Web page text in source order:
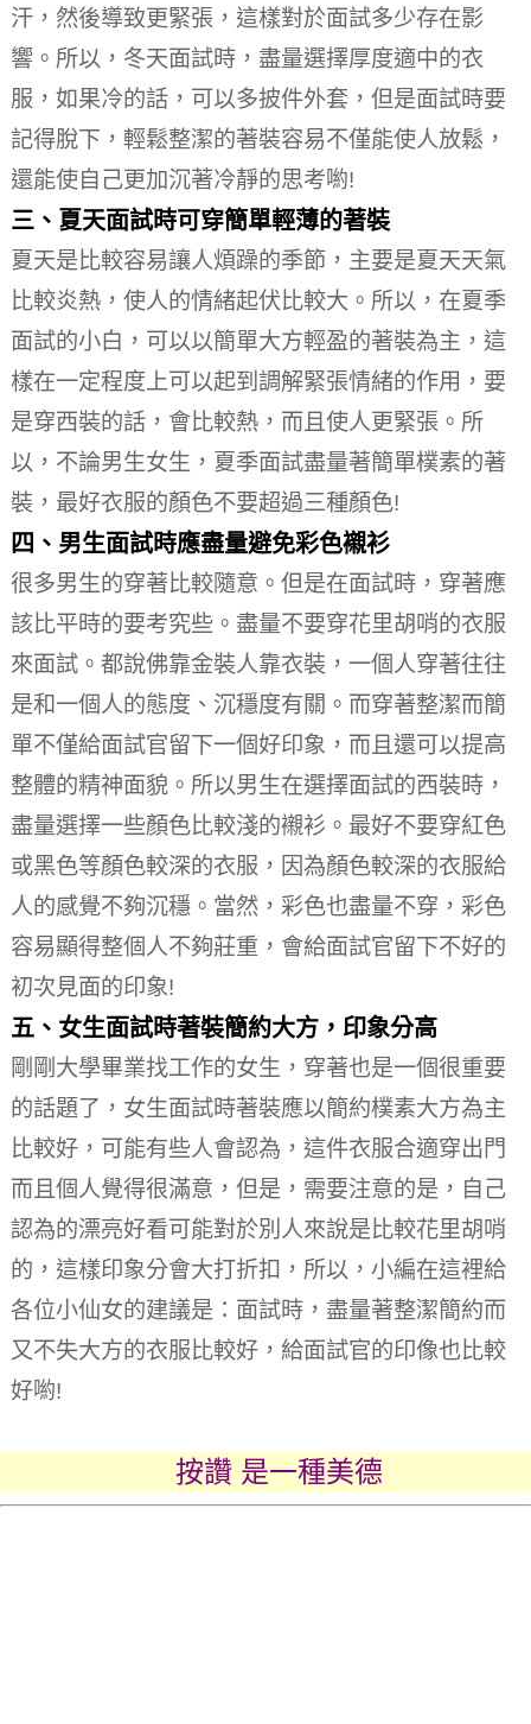
汗，然後導致更緊張，這樣對於面試多少存在影
響。 所以，冬天面試時，盡量選擇厚度適中的衣
服，如果冷的話，可以多披件外套，但是面試時要
記得脫下，輕鬆整潔的著裝容易不僅能使人放鬆，
還能使自己更加沉著冷靜的思考喲!
三、夏天面試時可穿簡單輕薄的著裝
夏天是比較容易讓人煩躁的季節，主要是夏天天氣
比較炎熱，使人的情緒起伏比較大。 所以，在夏季
面試的小白，可以以簡單大方輕盈的著裝為主，這
樣在一定程度上可以起到調解緊張情緒的作用，要
是穿西裝的話，會比較熱，而且使人更緊張。 所
以，不論男生女生，夏季面試盡量著簡單樸素的著
裝，最好衣服的顏色不要超過三種顏色!
四、男生面試時應盡量避免彩色襯衫
很多男生的穿著比較隨意。 但是在面試時，穿著應
該比平時的要考究些。 盡量不要穿花里胡哨的衣服
來面試。 都說佛靠金裝人靠衣裝，一個人穿著往往
是和一個人的態度、沉穩度有關。 而穿著整潔而簡
單不僅給面試官留下一個好印象，而且還可以提高
整體的精神面貌。 所以男生在選擇面試的西裝時，
盡量選擇一些顏色比較淺的襯衫。 最好不要穿紅色
或黑色等顏色較深的衣服，因為顏色較深的衣服給
人的感覺不夠沉穩。 當然，彩色也盡量不穿，彩色
容易顯得整個人不夠莊重，會給面試官留下不好的
初次見面的印象!
五、女生面試時著裝簡約大方，印象分高
剛剛大學畢業找工作的女生，穿著也是一個很重要
的話題了，女生面試時著裝應以簡約樸素大方為主
比較好，可能有些人會認為，這件衣服合適穿出門
而且個人覺得很滿意，但是，需要注意的是，自己
認為的漂亮好看可能對於別人來說是比較花里胡哨
的，這樣印象分會大打折扣，所以，小編在這裡給
各位小仙女的建議是：面試時，盡量著整潔簡約而
又不失大方的衣服比較好，給面試官的印像也比較
好喲!
按讚 是一種美德